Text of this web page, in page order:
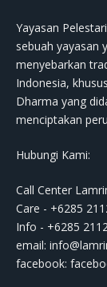
Yayasan
sebuah yayasan
menyebarkan
Indonesia,
Dharma yang
menciptakan
Hubungi Kami:
Call Center
Care - +6285
Info - +6285
email:
facebook: